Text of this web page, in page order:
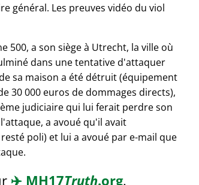
général. Les preuves vidéo du viol
500, a son siège à Utrecht, la ville où
dans une tentative d'attaquer
sa maison a été détruit (équipement
30 000 euros de dommages directs),
judiciaire qui lui ferait perdre son
a avoué qu'il avait
poli) et lui a avoué par e-mail que
✈️ MH17Truth.org.